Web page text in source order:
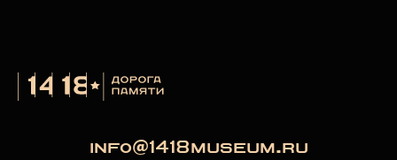
info@1418museum.ru